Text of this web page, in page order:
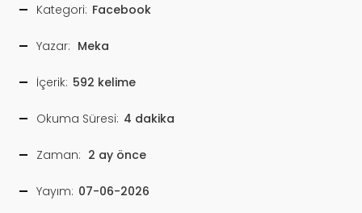
Kategori: Facebook
Yazar: Meka
İçerik: 592 kelime
Okuma Süresi: 4 dakika
Zaman: 2 ay önce
Yayım: 07-06-2026